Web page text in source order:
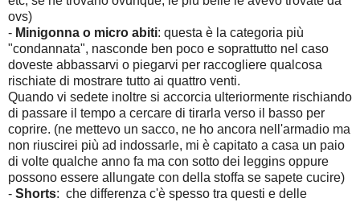
ovs)
- Minigonna o micro abiti: questa è la categoria più
"condannata", nasconde ben poco e soprattutto nel caso
doveste abbassarvi o piegarvi per raccogliere qualcosa
rischiate di mostrare tutto ai quattro venti.
Quando vi sedete inoltre si accorcia ulteriormente rischiando
di passare il tempo a cercare di tirarla verso il basso per
coprire. (ne mettevo un sacco, ne ho ancora nell'armadio ma
non riuscirei più ad indossarle, mi è capitato a casa un paio
di volte qualche anno fa ma con sotto dei leggins oppure
possono essere allungate con della stoffa se sapete cucire)
- Shorts: che differenza c'è spesso tra questi e delle